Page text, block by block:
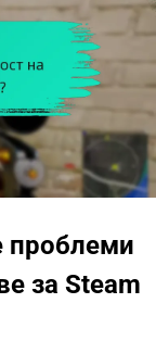
проблеми
за Steam